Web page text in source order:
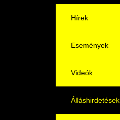
Hírek
Események
Videók
Álláshirdetések